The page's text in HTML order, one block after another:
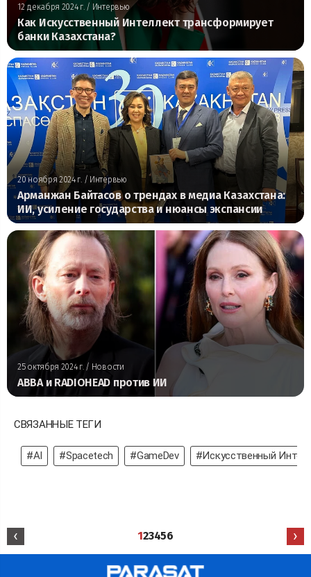
12 декабря 2024 г. / Интервью
Как Искусственный Интеллект трансформирует
банки Казахстана?
20 ноября 2024 г./ Интервью
Арманжан Байтасов о трендах в медиа Казахстана:
ИИ, усиление государства и нюансы экспансии
25 октября 2024 г./ Новости
ABBA и RADIOHEAD против ИИ
СВЯЗАННЫЕ ТЕГИ
#AI #Spacetech #GameDev #Искусственный
‹ 123456 ›